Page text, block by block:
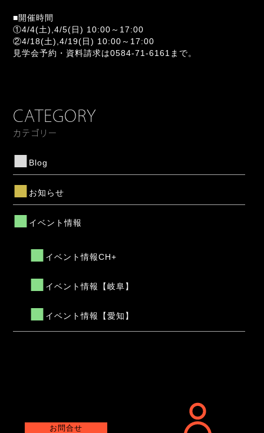
CATEGORY
カテゴリー
Blog
お知らせ
イベント情報
イベント情報CH+
イベント情報【岐阜】
イベント情報【愛知】
■開催時間
①4/4(土),4/5(日) 10:00～17:00
②4/18(土),4/19(日) 10:00～17:00
見学会予約・資料請求は0584-71-6161まで。
お問合せ